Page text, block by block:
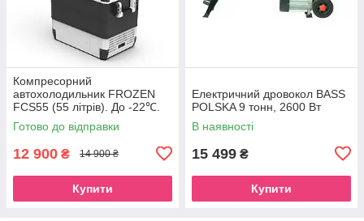
Компресорний
автохолодильник FROZEN
FCS55 (55 літрів). До -22℃.
Живлення 12, 24, 220 вольт
Готово до відправки
12 900 ₴ 14 900 ₴
Купити
Електричний дровокол BASS
POLSKA 9 тонн, 2600 Вт
В наявності
15 499 ₴
Купити